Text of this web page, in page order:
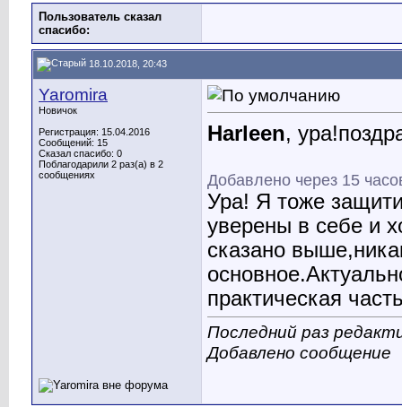
Пользователь сказал
cпасибо:
18.10.2018, 20:43
Yaromira
Новичок
Регистрация: 15.04.2016
Сообщений: 15
Сказал спасибо: 0
Поблагодарили 2 раз(а) в 2
сообщениях
Harleen,
Добавлено через 15
Ура! Я тоже
уверены в себе и
сказано
практическая
Последний раз
Добавлено сообщение